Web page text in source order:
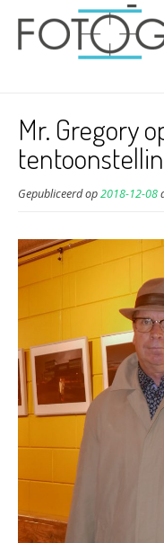
Mr. Gregory
Gepubliceerd op2018-12-08